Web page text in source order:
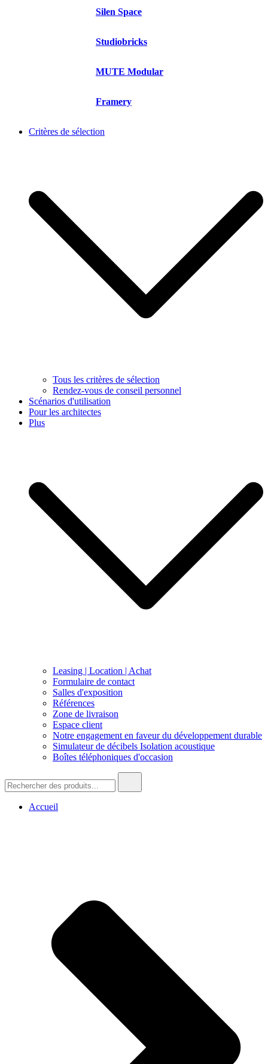
Silen Space
Studiobricks
MUTE Modular
Framery
Critères de sélection
Tous les critères de sélection
Rendez-vous de conseil personnel
Scénarios d'utilisation
Pour les architectes
Plus
Leasing | Location | Achat
Formulaire de contact
Salles d'exposition
Références
Zone de livraison
Espace client
Notre engagement en faveur du développement durable
Simulateur de décibels Isolation acoustique
Boîtes téléphoniques d'occasion
de
Accueil